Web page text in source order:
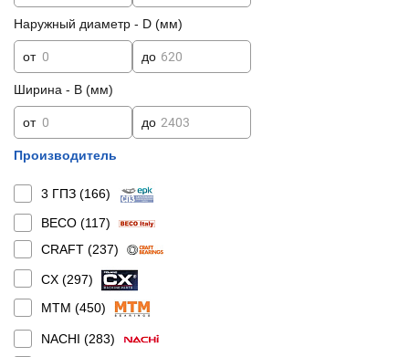
Наружный диаметр - D (мм)
от до
Ширина - B (мм)
от до
Производитель
3 ГПЗ (166)
BECO (117)
CRAFT (237)
CX (297)
MTM (450)
NACHI (283)